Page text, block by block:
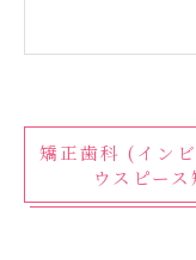
矯正歯科 (イン
ウスピー